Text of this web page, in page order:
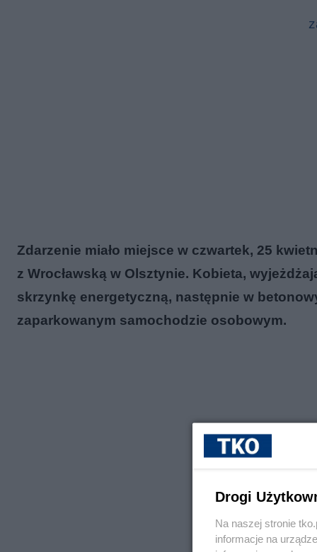
Zdarzenie miało miejsce w czwartek, 25
z Wrocławską w Olsztynie. Kobieta,
skrzynkę energetyczną, następnie w
zaparkowanym samochodzie osobowym.
Drogi
Na naszej stronie
informacje na